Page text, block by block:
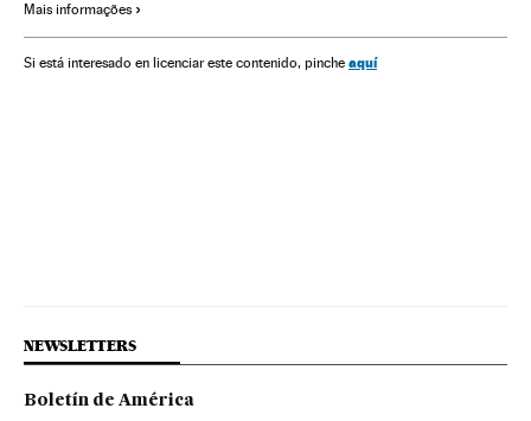
Mais informações
Si está interesado en licenciar este contenido, pinche aquí
NEWSLETTERS
Boletín de América